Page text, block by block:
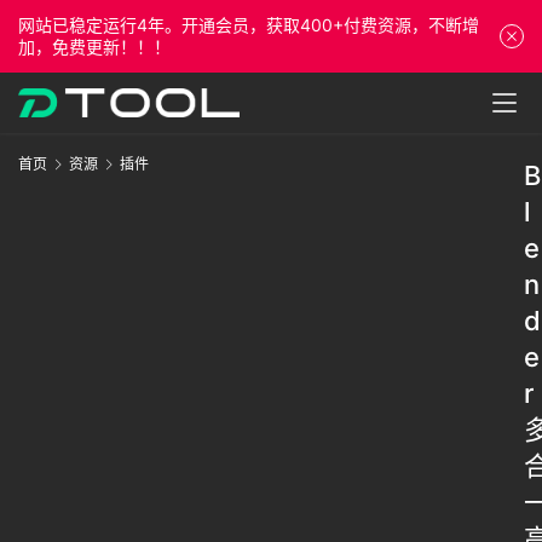
网站已稳定运行4年。开通会员，获取400+付费资源，不断增
加，免费更新！！！
首页 资源 插件
B
l
e
n
d
e
r